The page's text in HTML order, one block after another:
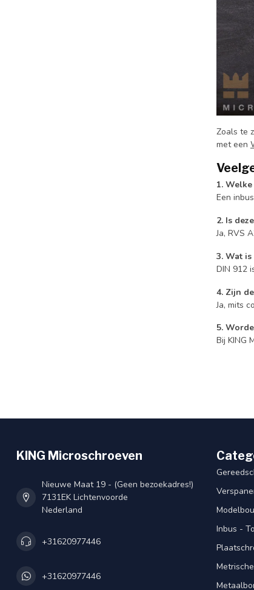
Zoals te
met een
1.
Een
2. Is
Ja, RVS
3. Wat is
DIN 912
4. Zijn
Ja, mits
5.
Bij KING
KING Microschroeven
Nieuwe Maat 19 - (Geen bezoekadres!)
7131EK Lichtenvoorde
Nederland
+31620977446
+31620977446
Inbus -